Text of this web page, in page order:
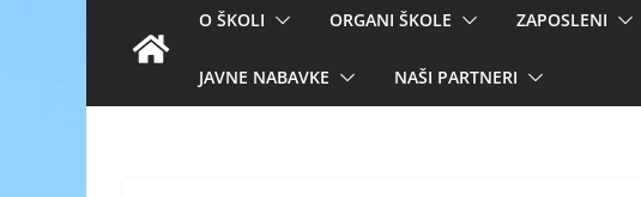
O ŠKOLI ORGANI ŠKOLE ZAPOSLENI
JAVNE NABAVKE NAŠI PARTNERI